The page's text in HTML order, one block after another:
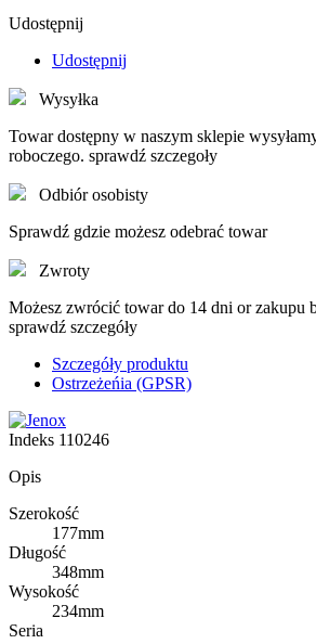
Udostępnij
Udostępnij
Wysyłka
Towar dostępny w naszym sklepie
roboczego. sprawdź szczegoły
Odbiór osobisty
Sprawdź gdzie możesz odebrać towar
Zwroty
Możesz zwrócić towar do 14 dni or zakupu
sprawdź szczegóły
Szczegóły produktu
Ostrzeżeńia (GPSR)
Indeks 110246
Opis
Szerokość
177mm
Długość
348mm
Wysokość
234mm
Seria